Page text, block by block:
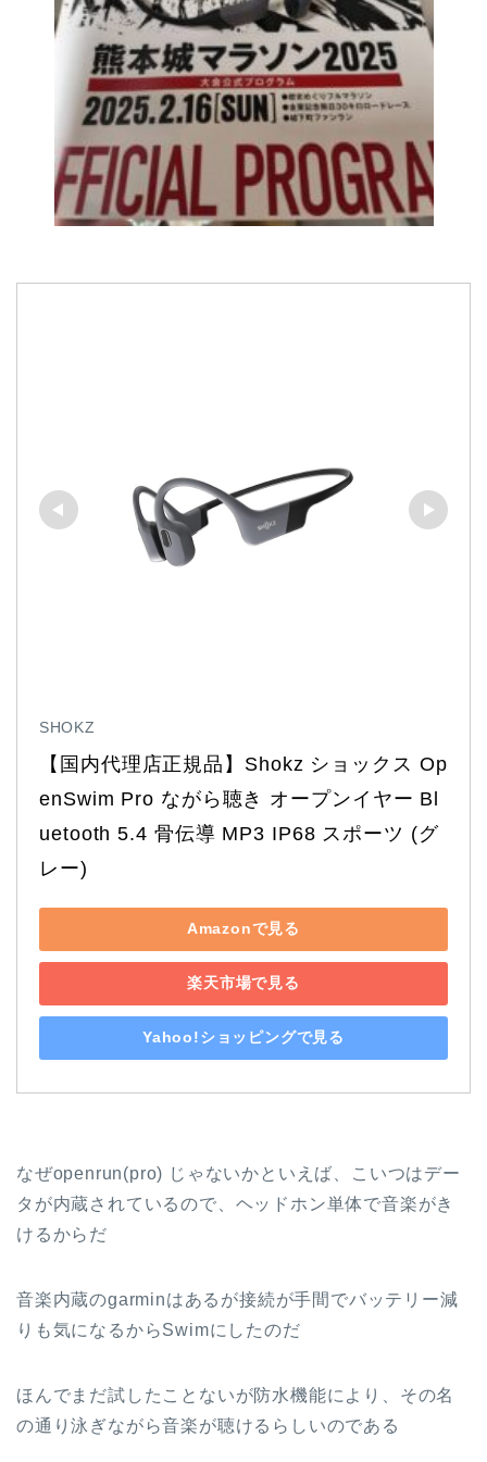
SHOKZ
【国内代理店正規品】Shokz ショックス Op
enSwim Pro ながら聴き オープンイヤー Bl
uetooth 5.4 骨伝導 MP3 IP68 スポーツ (グ
レー)
Amazonで見る
楽天市場で見る
Yahoo!ショッピングで見る
なぜopenrun(pro) じゃないかといえば、こいつはデー
タが内蔵されているので、ヘッドホン単体で音楽がき
けるからだ
音楽内蔵のgarminはあるが接続が手間でバッテリー減
りも気になるからSwimにしたのだ
ほんでまだ試したことないが防水機能により、その名
の通り泳ぎながら音楽が聴けるらしいのである